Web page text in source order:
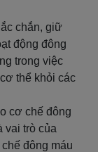
chắn, giữ
động đông
trong việc
thể khỏi các
cơ chế đông
vai trò của
đông máu